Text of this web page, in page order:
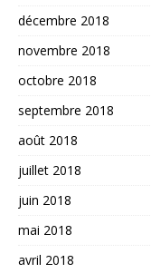
décembre 2018
novembre 2018
octobre 2018
septembre 2018
août 2018
juillet 2018
juin 2018
mai 2018
avril 2018